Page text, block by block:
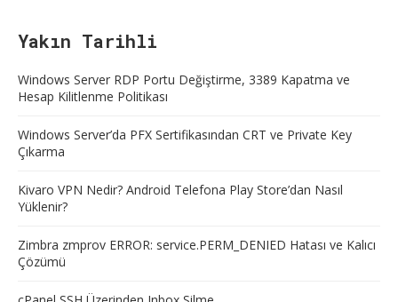
Yakın Tarihli
Windows Server RDP Portu Değiştirme, 3389 Kapatma ve
Hesap Kilitlenme Politikası
Windows Server’da PFX Sertifikasından CRT ve Private Key
Çıkarma
Kivaro VPN Nedir? Android Telefona Play Store’dan Nasıl
Yüklenir?
Zimbra zmprov ERROR: service.PERM_DENIED Hatası ve Kalıcı
Çözümü